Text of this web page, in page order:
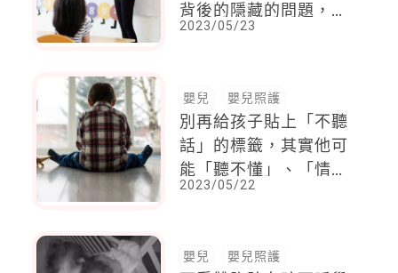
背後的隱藏的問題，讓
父母擔心不已
2023/05/23
嬰兒 嬰兒照護
別再給孩子貼上「不聽
話」的標籤，其實他可
能「聽不懂」、「情緒
中」，或是「辦不到」
2023/05/22
嬰兒 嬰兒照護